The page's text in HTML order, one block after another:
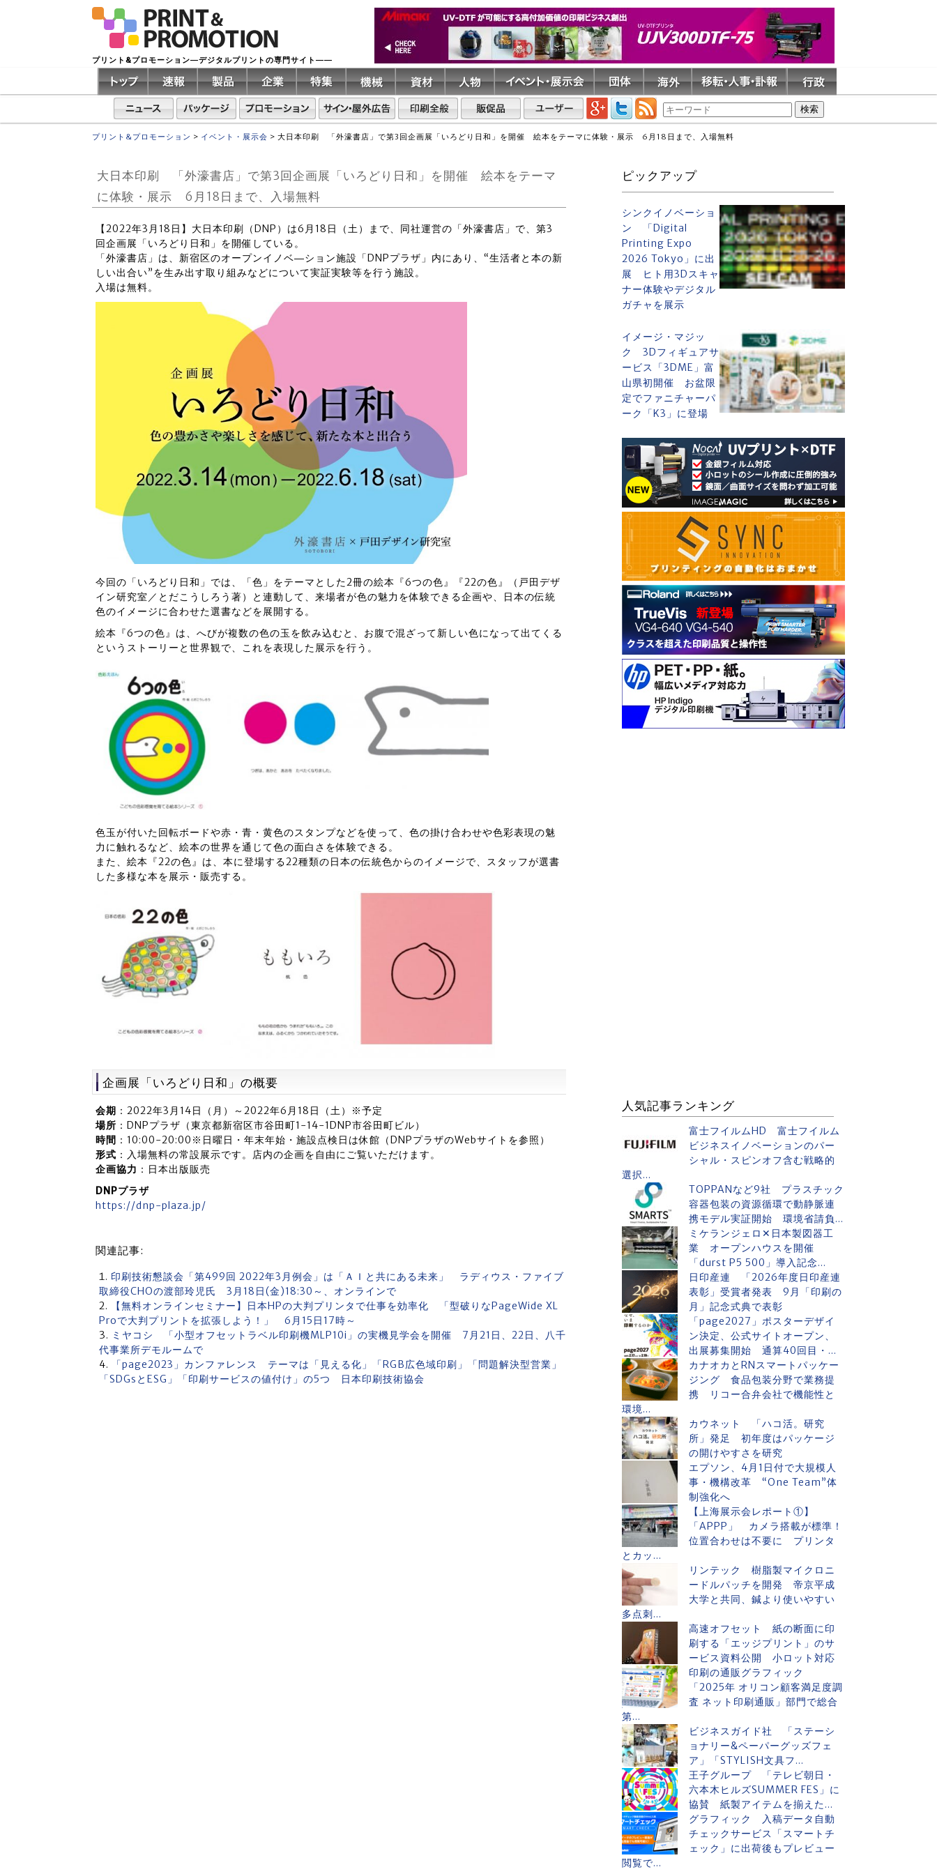
プリント&プロモーション―デジタルプリントの専門サイト――
プリント&プロモーション > イベント・展示会 > 大日本印刷 「外濠書店」で第3回企画展「いろどり日和」を開催 絵本をテーマに体験・展示 6月18日まで、入場無料
大日本印刷 「外濠書店」で第3回企画展「いろどり日和」を開催 絵本をテーマ
に体験・展示 6月18日まで、入場無料
【2022年3月18日】大日本印刷（DNP）は6月18日（土）まで、同社運営の「外濠書店」で、第3
回企画展「いろどり日和」を開催している。
「外濠書店」は、新宿区のオープンイノベ―ション施設「DNPプラザ」内にあり、“生活者と本の新
しい出合い”を生み出す取り組みなどについて実証実験等を行う施設。
入場は無料。
今回の「いろどり日和」では、「色」をテーマとした2冊の絵本『6つの色』『22の色』（戸田デザ
イン研究室／とだこうしろう著）と連動して、来場者が色の魅力を体験できる企画や、日本の伝統
色のイメージに合わせた選書などを展開する。
絵本『6つの色』は、へびが複数の色の玉を飲み込むと、お腹で混ざって新しい色になって出てくる
というストーリーと世界観で、これを表現した展示を行う。
色玉が付いた回転ボードや赤・青・黄色のスタンプなどを使って、色の掛け合わせや色彩表現の魅
力に触れるなど、絵本の世界を通じて色の面白さを体験できる。
また、絵本『22の色』は、本に登場する22種類の日本の伝統色からのイメージで、スタッフが選書
した多様な本を展示・販売する。
企画展「いろどり日和」の概要
会期 ：2022年3月14日（月）～2022年6月18日（土）※予定
場所 ：DNPプラザ（東京都新宿区市谷田町1-14-1DNP市谷田町ビル）
時間 ：10:00-20:00※日曜日・年末年始・施設点検日は休館（DNPプラザのWebサイトを参照）
形式 ：入場無料の常設展示です。店内の企画を自由にご覧いただけます。
企画協力 ：日本出版販売
DNPプラザ
https://dnp-plaza.jp/
関連記事:
印刷技術懇談会「第499回 2022年3月例会」は「ＡＩと共にある未来」 ラディウス・ファイブ
取締役CHOの渡部玲児氏 3月18日(金)18:30～、オンラインで
【無料オンラインセミナー】日本HPの大判プリンタで仕事を効率化 「型破りなPageWide XL
Proで大判プリントを拡張しよう！」 6月15日17時～
ミヤコシ 「小型オフセットラベル印刷機MLP10i」の実機見学会を開催 7月21日、22日、八千
代事業所デモルームで
「page2023」カンファレンス テーマは「見える化」「RGB広色域印刷」「問題解決型営業」
「SDGsとESG」「印刷サービスの値付け」の5つ 日本印刷技術協会
ピックアップ
シンクイノベーショ
ン 「Digital
Printing Expo
2026 Tokyo」に出
展 ヒト用3Dスキャ
ナー体験やデジタル
ガチャを展示
イメージ・マジッ
ク 3Dフィギュアサ
ービス「3DME」富
山県初開催 お盆限
定でファニチャーパ
ーク「K3」に登場
人気記事ランキング
富士フイルムHD 富士フイルム
ビジネスイノベーションのパー
シャル・スピンオフ含む戦略的
選択...
TOPPANなど9社 プラスチック
容器包装の資源循環で動静脈連
携モデル実証開始 環境省請負...
ミケランジェロ✕日本製図器工
業 オープンハウスを開催
「durst P5 500」導入記念...
日印産連 「2026年度日印産連
表彰」受賞者発表 9月「印刷の
月」記念式典で表彰
「page2027」ポスターデザイ
ン決定、公式サイトオープン、
出展募集開始 通算40回目・...
カナオカとRNスマートパッケー
ジング 食品包装分野で業務提
携 リコー合弁会社で機能性と
環境...
カウネット 「ハコ活。研究
所」発足 初年度はパッケージ
の開けやすさを研究
エプソン、4月1日付で大規模人
事・機構改革 “One Team”体
制強化へ
【上海展示会レポート①】
「APPP」 カメラ搭載が標準！
位置合わせは不要に プリンタ
とカッ...
リンテック 樹脂製マイクロニ
ードルパッチを開発 帝京平成
大学と共同、鍼より使いやすい
多点刺...
高速オフセット 紙の断面に印
刷する「エッジプリント」のサ
ービス資料公開 小ロット対応
印刷の通販グラフィック
「2025年 オリコン顧客満足度調
査 ネット印刷通販」部門で総合
第...
ビジネスガイド社 「ステーシ
ョナリー&ペーパーグッズフェ
ア」「STYLISH文具フ...
王子グループ 「テレビ朝日・
六本木ヒルズSUMMER FES」に
協賛 紙製アイテムを揃えた...
グラフィック 入稿データ自動
チェックサービス「スマートチ
ェック」に出荷後もプレビュー
閲覧で...